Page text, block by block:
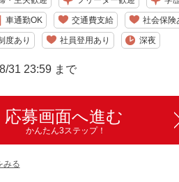
車通勤OK 交通費支給 社会保険
度あり 社員登用あり 深夜
31 23:59 まで
応募画面へ進む
かんたん3ステップ！
みる